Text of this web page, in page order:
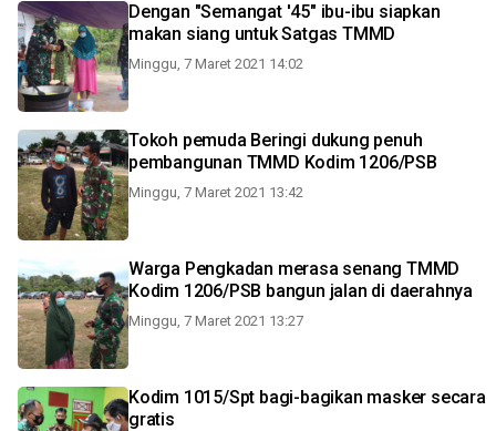
Dengan "Semangat '45" ibu-ibu siapkan
makan siang untuk Satgas TMMD
Minggu, 7 Maret 2021 14:02
Tokoh pemuda Beringi dukung penuh
pembangunan TMMD Kodim 1206/PSB
Minggu, 7 Maret 2021 13:42
Warga Pengkadan merasa senang TMMD
Kodim 1206/PSB bangun jalan di daerahnya
Minggu, 7 Maret 2021 13:27
Kodim 1015/Spt bagi-bagikan masker secara
gratis